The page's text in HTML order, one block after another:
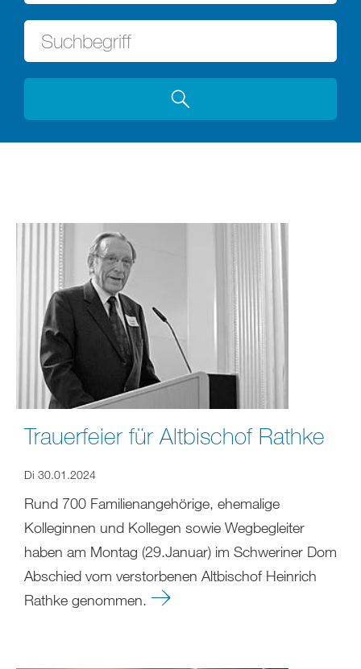
Trauerfeier für Altbischof Rathke
Di 30.01.2024
Rund 700 Familienangehörige, ehemalige
Kolleginnen und Kollegen sowie Wegbegleiter
haben am Montag (29.Januar) im Schweriner Dom
Abschied vom verstorbenen Altbischof Heinrich
Rathke genommen.